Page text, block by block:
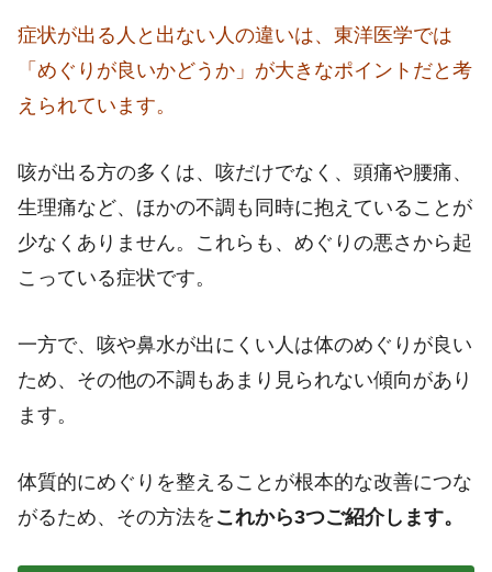
症状が出る人と出ない人の違いは、東洋医学では
「めぐりが良いかどうか」が大きなポイントだと考
えられています。
咳が出る方の多くは、咳だけでなく、頭痛や腰痛、
生理痛など、ほかの不調も同時に抱えていることが
少なくありません。これらも、めぐりの悪さから起
こっている症状です。
一方で、咳や鼻水が出にくい人は体のめぐりが良い
ため、その他の不調もあまり見られない傾向があり
ます。
体質的にめぐりを整えることが根本的な改善につな
がるため、その方法を これから3つご紹介します。